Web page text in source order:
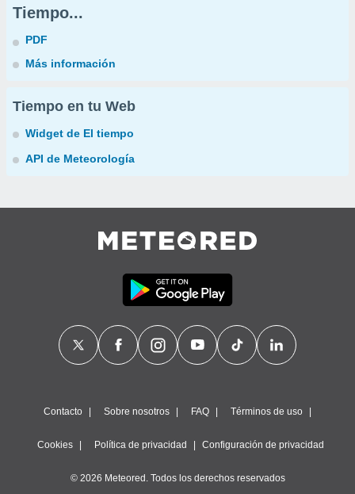
Tiempo...
PDF
Más información
Tiempo en tu Web
Widget de El tiempo
API de Meteorología
Contacto Sobre nosotros FAQ Términos de uso
Cookies Política de privacidad Configuración de privacidad
© 2026 Meteored. Todos los derechos reservados